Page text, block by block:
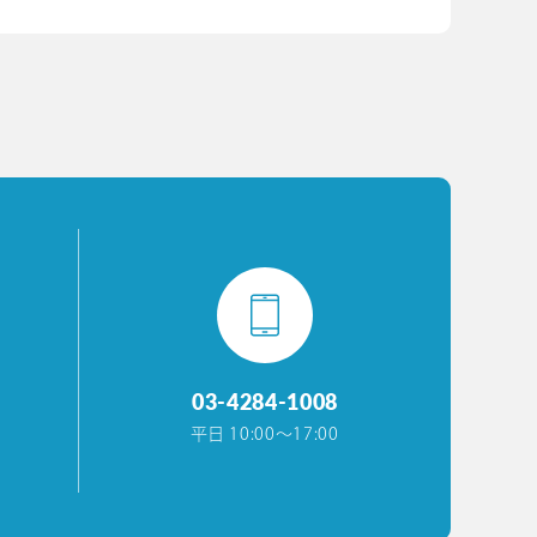
03-4284-1008
平日 10:00〜17:00